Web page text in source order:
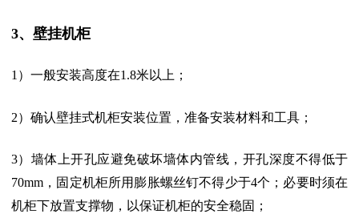
3、壁挂机柜
1）一般安装高度在1.8米以上；
2）确认壁挂式机柜安装位置，准备安装材料和工具；
3）墙体上开孔应避免破坏墙体内管线，开孔深度不得低于
70mm，固定机柜所用膨胀螺丝钉不得少于4个；必要时须在
机柜下放置支撑物，以保证机柜的安全稳固；